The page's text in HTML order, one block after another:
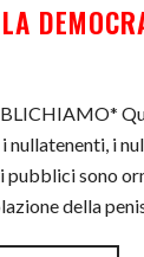
nullatenenti, i
pubblici sono
della